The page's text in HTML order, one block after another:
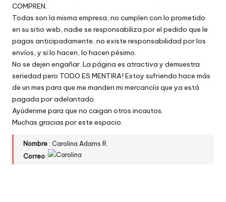
COMPREN.
Todas son la misma empresa, no cumplen con lo prometido
en su sitio web, nadie se responsabiliza por el pedido que le
pagas anticipadamente, no existe responsabilidad por los
envíos, y si lo hacen, lo hacen pésimo.
No se dejen engañar. La página es atractiva y demuestra
seriedad pero TODO ES MENTIRA! Estoy sufriendo hace más
de un mes para que me manden mi mercancía que ya está
pagada por adelantado.
Ayúdenme para que no caigan otros incautos.
Muchas gracias por este espacio.
Nombre : Carolina Adams R.
Correo :